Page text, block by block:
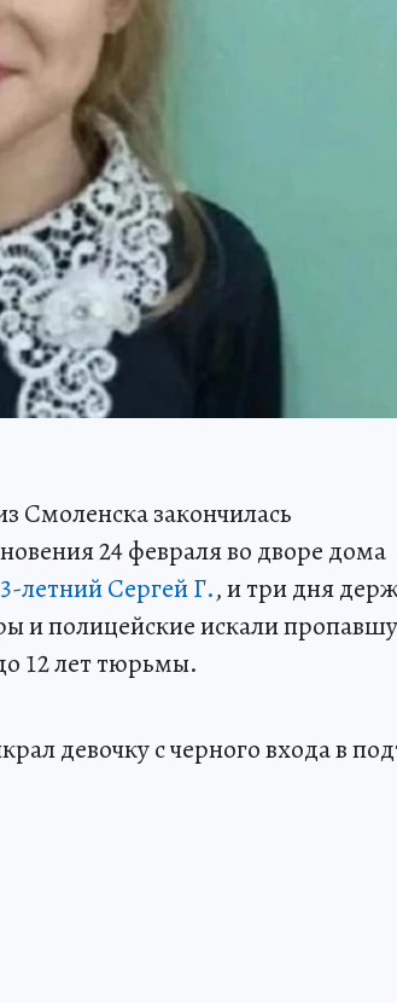
Смоленска закончилась
24 февраля во дворе дома
летний Сергей Г., и три дня
и полицейские искали
12 лет тюрьмы.
девочку с черного входа в